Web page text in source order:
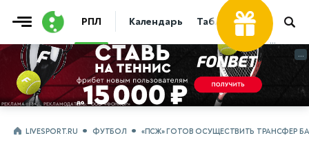
РПЛ Календарь Таблица Прогнозы
...
...
LIVESPORT.RU ФУТБОЛ «ПСЖ» ГОТОВ ОСУЩЕСТВИТЬ ТРАНСФЕР